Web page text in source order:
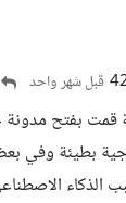
قبل شهر واحد
بطيئة وفي
الذكاء